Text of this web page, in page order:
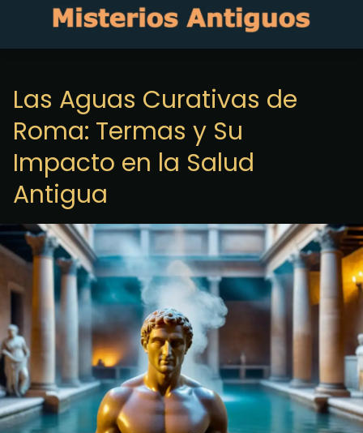
Las Aguas Curativas de
Roma: Termas y Su
Impacto en la Salud
Antigua